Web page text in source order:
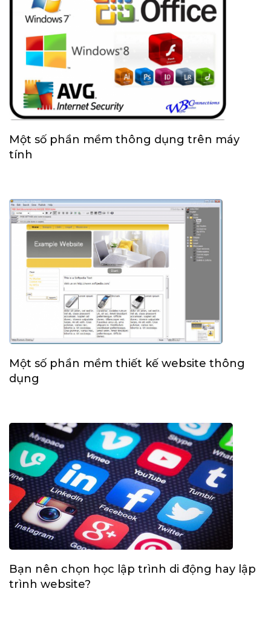
Một số phần mềm thông dụng trên máy
tính
Một số phần mềm thiết kế website thông
dụng
Bạn nên chọn học lập trình di động hay lập
trình website?